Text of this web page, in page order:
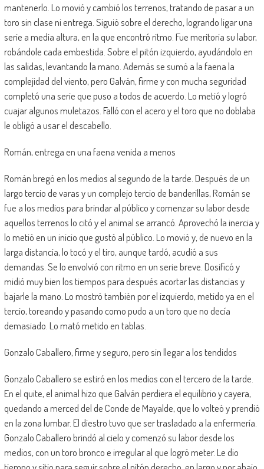
mantenerlo. Lo movió y cambió los terrenos, tratando de pasar a un
toro sin clase ni entrega. Siguió sobre el derecho, logrando ligar una
serie a media altura, en la que encontró ritmo. Fue meritoria su labor,
robándole cada embestida. Sobre el pitón izquierdo, ayudándolo en
las salidas, levantando la mano. Además se sumó a la faena la
complejidad del viento, pero Galván, firme y con mucha seguridad
completó una serie que puso a todos de acuerdo. Lo metió y logró
cuajar algunos muletazos. Falló con el acero y el toro que no doblaba
le obligó a usar el descabello.
Román, entrega en una faena venida a menos
Román bregó en los medios al segundo de la tarde. Después de un
largo tercio de varas y un complejo tercio de banderillas, Román se
fue a los medios para brindar al público y comenzar su labor desde
aquellos terrenos lo citó y el animal se arrancó. Aprovechó la inercia y
lo metió en un inicio que gustó al público. Lo movió y, de nuevo en la
larga distancia, lo tocó y el tiro, aunque tardó, acudió a sus
demandas. Se lo envolvió con ritmo en un serie breve. Dosificó y
midió muy bien los tiempos para después acortar las distancias y
bajarle la mano. Lo mostró también por el izquierdo, metido ya en el
tercio, toreando y pasando como pudo a un toro que no decía
demasiado. Lo mató metido en tablas.
Gonzalo Caballero, firme y seguro, pero sin llegar a los tendidos
Gonzalo Caballero se estiró en los medios con el tercero de la tarde.
En el quite, el animal hizo que Galván perdiera el equilibrio y cayera,
quedando a merced del de Conde de Mayalde, que lo volteó y prendió
en la zona lumbar. El diestro tuvo que ser trasladado a la enfermería.
Gonzalo Caballero brindó al cielo y comenzó su labor desde los
medios, con un toro bronco e irregular al que logró meter. Le dio